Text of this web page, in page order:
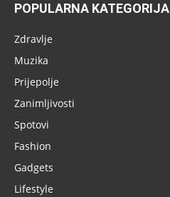
POPULARNA KATEGORIJA
Zdravlje
Muzika
Prijepolje
Zanimljivosti
Spotovi
Fashion
Gadgets
Lifestyle